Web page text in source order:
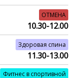
ОТМЕНА
10.30-12.00
Здоровая спина
11.30-13.00
Фитнес в спортивной